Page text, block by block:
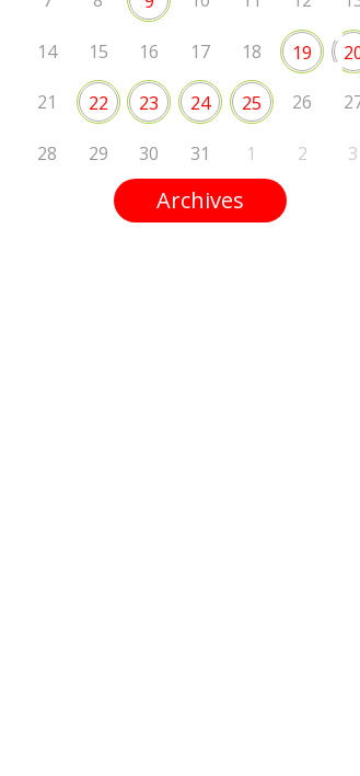
14 15 16 17 18 19
21 22 23 24 25 26
28 29 30 31 1 2 3
Archives